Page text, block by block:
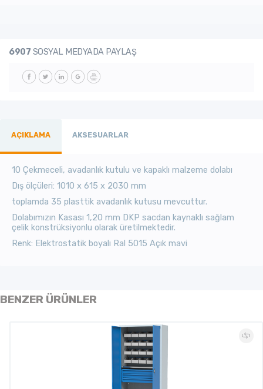
6907 SOSYAL MEDYADA PAYLAŞ
AÇIKLAMA AKSESUARLAR
10 Çekmeceli, avadanlık kutulu ve kapaklı malzeme dolabı
Dış ölçüleri: 1010 x 615 x 2030 mm
toplamda 35 plasttik avadanlık kutusu mevcuttur.
Dolabımızın Kasası 1,20 mm DKP sacdan kaynaklı sağlam
çelik konstrüksiyonlu olarak üretilmektedir.
Renk: Elektrostatik boyalı Ral 5015 Açık mavi
BENZER ÜRÜNLER